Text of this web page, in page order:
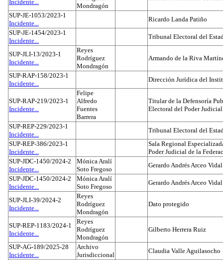
Incidente...
Mondragón
SUP-JE-1053/2023-1
Incidente...
Ricardo Landa Patiño
SUP-JE-1454/2023-1
Incidente...
Tribunal Electoral del
SUP-JLI-13/2023-1
Incidente...
Reyes
Rodríguez
Mondragón
Armando de la Riva
SUP-RAP-158/2023-1
Incidente...
Dirección Jurídica del
SUP-RAP-219/2023-1
Incidente...
Felipe
Alfredo
Fuentes
Barrera
Titular de la Defensoría
Electoral del Poder
SUP-REP-229/2023-1
Incidente...
Tribunal Electoral del
SUP-REP-386/2023-1
Incidente...
Sala Regional
Poder Judicial de la
SUP-JDC-1450/2024-2
Incidente...
Mónica Aralí
Soto Fregoso
Gerardo Andrés Arceo Vidal
SUP-JDC-1450/2024-2
Incidente...
Mónica Aralí
Soto Fregoso
Gerardo Andrés Arceo Vidal
SUP-JLI-39/2024-2
Incidente...
Reyes
Rodríguez
Mondragón
Dato protegido
SUP-REP-1183/2024-1
Incidente...
Reyes
Rodríguez
Mondragón
Gilberto Herrera Ruiz
SUP-AG-189/2025-28
Incidente...
Archivo
Jurisdiccional
Claudia Valle Aguilasocho